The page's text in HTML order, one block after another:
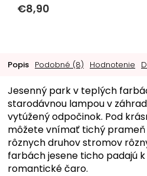
€8,90
Popis Podobné (8) Hodnotenie
Jesenný park v teplých
starodávnou lampou v
vytúžený odpočinok. Pod
môžete vnímať tichý prameň
rôznych druhov stromov
farbách jesene ticho padajú
romantické čaro.